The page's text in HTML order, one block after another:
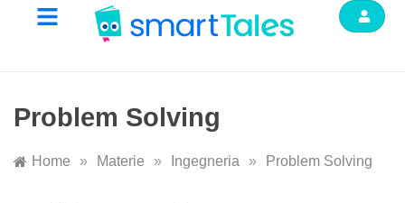
Problem Solving
Home » Materie » Ingegneria » Problem Solving